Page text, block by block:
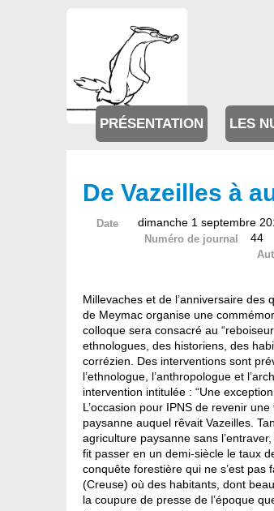
PRÉSENTATION LES
De Vazeilles à
Date dimanche 1 septembre
Numéro de journal 44
Millevaches et de l’anniversaire
de Meymac organise une
colloque sera consacré au
ethnologues, des historiens, des
corrézien. Des interventions sont
l’ethnologue, l’anthropologue et
intervention intitulée : “Une
L’occasion pour IPNS de revenir
paysanne auquel rêvait Vazeilles.
agriculture paysanne sans
fit passer en un demi-siècle le taux
conquête forestière qui ne s’est
(Creuse) où des habitants, dont
la coupure de presse de l’époque